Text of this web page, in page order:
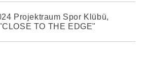
Projektraum Spor Klübü,
TO THE EDGE"